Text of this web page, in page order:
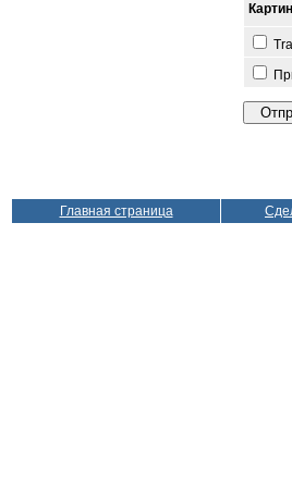
Главная страница